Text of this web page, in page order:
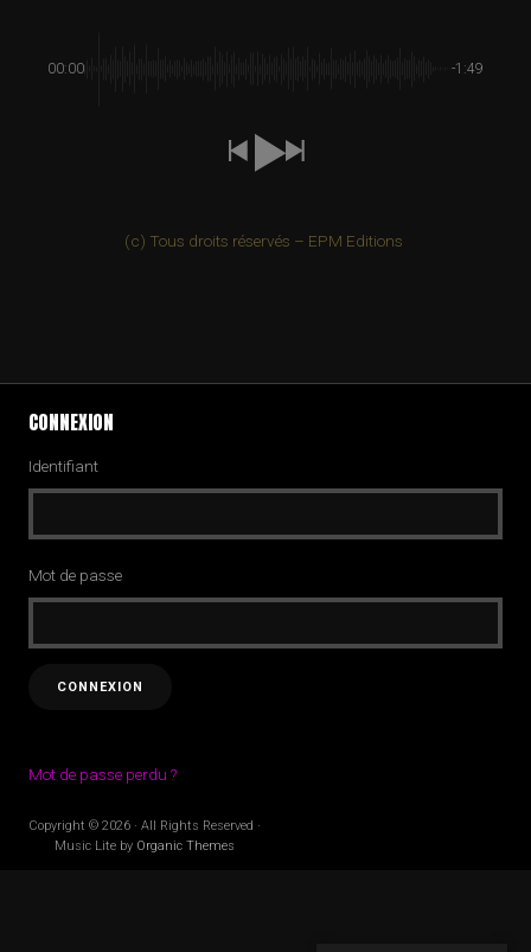
00:00 -1:49
(c) Tous droits réservés – EPM Editions
CONNEXION
Identifiant
Mot de passe
Mot de passe perdu ?
Copyright © 2026 · All Rights Reserved ·
Music Lite by Organic Themes